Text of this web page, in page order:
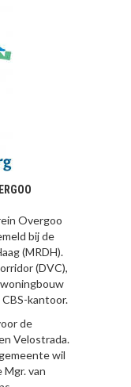
Overgoo
bij de
(MRDH).
(DVC),
kantoor.
de
Velostrada.
wil
van